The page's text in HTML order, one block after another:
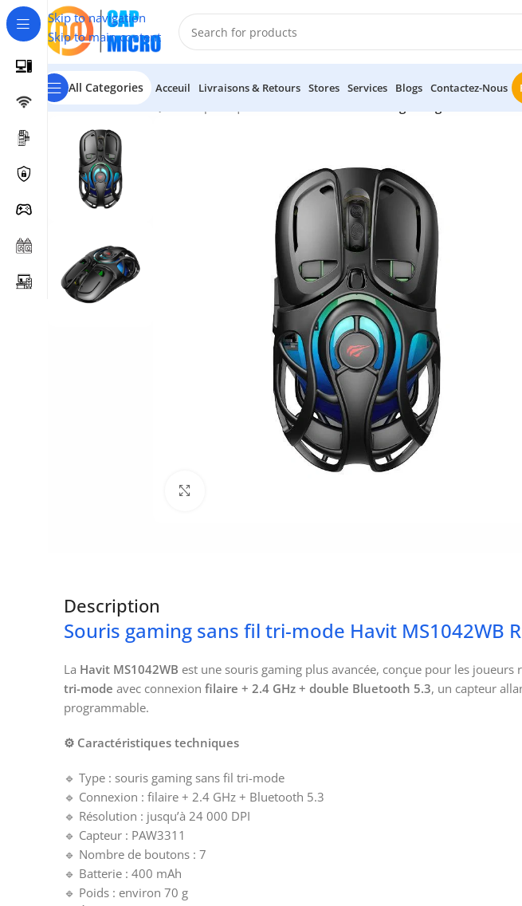
Skip to navigation
Skip to main content
All Categories Acceuil Livraisons & Retours Stores Services Blogs Contactez-Nous
Accueil/INFORMATIQUE Souris gaming sans fil tri-
Description
Souris gaming sans fil tri-mode Havit MS1042WB
La Havit MS1042WB est une souris gaming plus avancée, conçue pour les
tri-mode avec connexion filaire + 2.4 GHz + double Bluetooth 5.3, un capteur
programmable.
⚙️ Caractéristiques techniques
🔹 Type : souris gaming sans fil tri-mode
🔹 Connexion : filaire + 2.4 GHz + Bluetooth 5.3
🔹 Résolution : jusqu’à 24 000 DPI
🔹 Capteur : PAW3311
🔹 Nombre de boutons : 7
🔹 Batterie : 400 mAh
🔹 Poids : environ 70 g